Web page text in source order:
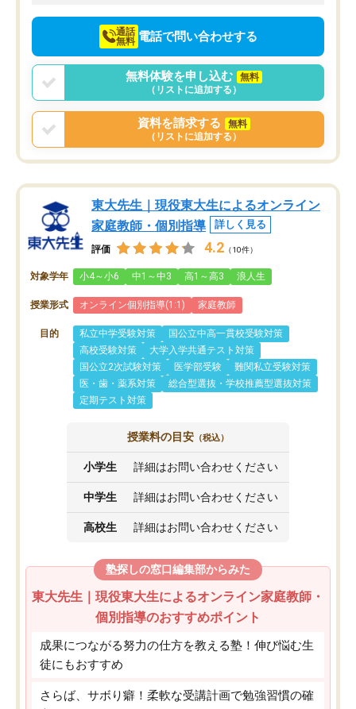
通話
無料 電話で問い合わせする
無料体験を申し込む
無料
（リストに追加する）
資料を請求する
無料
（リストに追加する）
東大先生｜現役東大生によるオンライン
家庭教師・個別指導
詳しく見る
評価 4.2 （10件）
対象学年 小4～小6 中1～中3 高1～高3 浪人生
授業形式 オンライン個別指導(1:1) 家庭教師
目的 私立中学受験対策
国公立中高一貫校受験対策
高校受験対策
大学入学共通テスト対策
国公立2次試験対策
医学部受験
難関私立受験対策
医・歯・薬系対策
総合型選抜・学校推薦型選抜対策
定期テスト対策
授業料の目安 （税込）
小学生 詳細はお問い合わせください
中学生 詳細はお問い合わせください
高校生 詳細はお問い合わせください
塾探しの窓口編集部からみた
東大先生｜現役東大生によるオンライン家庭教師・
個別指導のおすすめポイント
成果につながる努力の仕方を教える塾！伸び悩む生
徒にもおすすめ
さらば、サボり癖！柔軟な受講計画で勉強習慣の確